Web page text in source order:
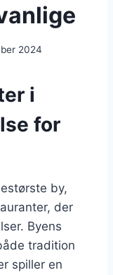
2024
i
for
by,
der
Byens
tradition
spiller en